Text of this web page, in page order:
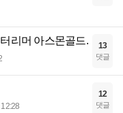
리머 아스몬골드. 13
댓글
12:28
12
댓글